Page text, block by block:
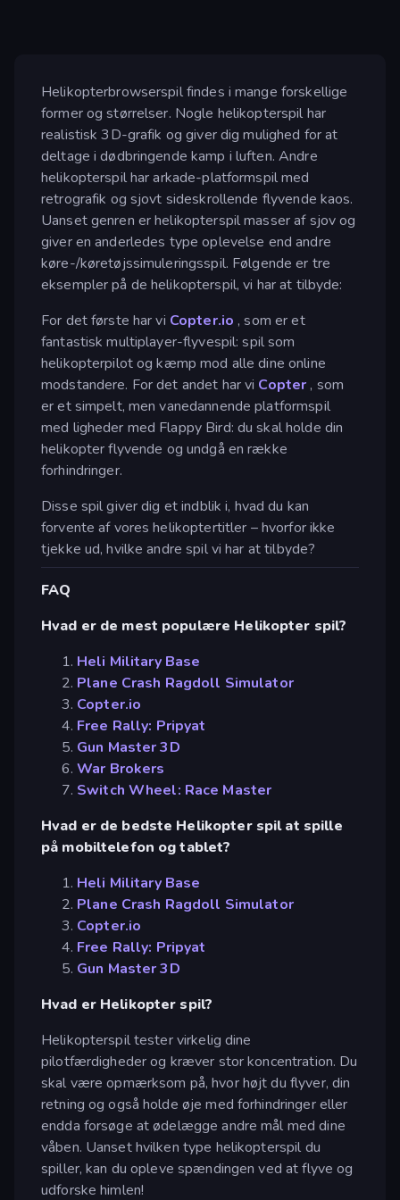
Helikopterbrowserspil findes i mange forskellige
former og størrelser. Nogle helikopterspil har
realistisk 3D-grafik og giver dig mulighed for at
deltage i dødbringende kamp i luften. Andre
helikopterspil har arkade-platformspil med
retrografik og sjovt sideskrollende flyvende kaos.
Uanset genren er helikopterspil masser af sjov og
giver en anderledes type oplevelse end andre
køre-/køretøjssimuleringsspil. Følgende er tre
eksempler på de helikopterspil, vi har at tilbyde:
For det første har vi Copter.io , som er et
fantastisk multiplayer-flyvespil: spil som
helikopterpilot og kæmp mod alle dine online
modstandere. For det andet har vi Copter , som
er et simpelt, men vanedannende platformspil
med ligheder med Flappy Bird: du skal holde din
helikopter flyvende og undgå en række
forhindringer.
Disse spil giver dig et indblik i, hvad du kan
forvente af vores helikoptertitler – hvorfor ikke
tjekke ud, hvilke andre spil vi har at tilbyde?
FAQ
Hvad er de mest populære Helikopter spil?
Heli Military Base
Plane Crash Ragdoll Simulator
Copter.io
Free Rally: Pripyat
Gun Master 3D
War Brokers
Switch Wheel: Race Master
Hvad er de bedste Helikopter spil at spille
på mobiltelefon og tablet?
Heli Military Base
Plane Crash Ragdoll Simulator
Copter.io
Free Rally: Pripyat
Gun Master 3D
Hvad er Helikopter spil?
Helikopterspil tester virkelig dine
pilotfærdigheder og kræver stor koncentration. Du
skal være opmærksom på, hvor højt du flyver, din
retning og også holde øje med forhindringer eller
endda forsøge at ødelægge andre mål med dine
våben. Uanset hvilken type helikopterspil du
spiller, kan du opleve spændingen ved at flyve og
udforske himlen!